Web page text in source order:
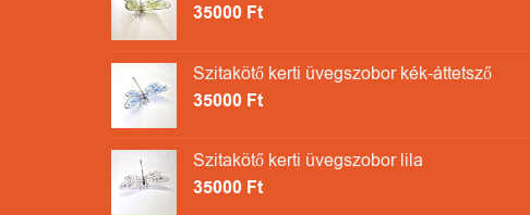
35000 Ft
Szitakötő kerti üvegszobor kék-áttetsző
35000 Ft
Szitakötő kerti üvegszobor lila
35000 Ft